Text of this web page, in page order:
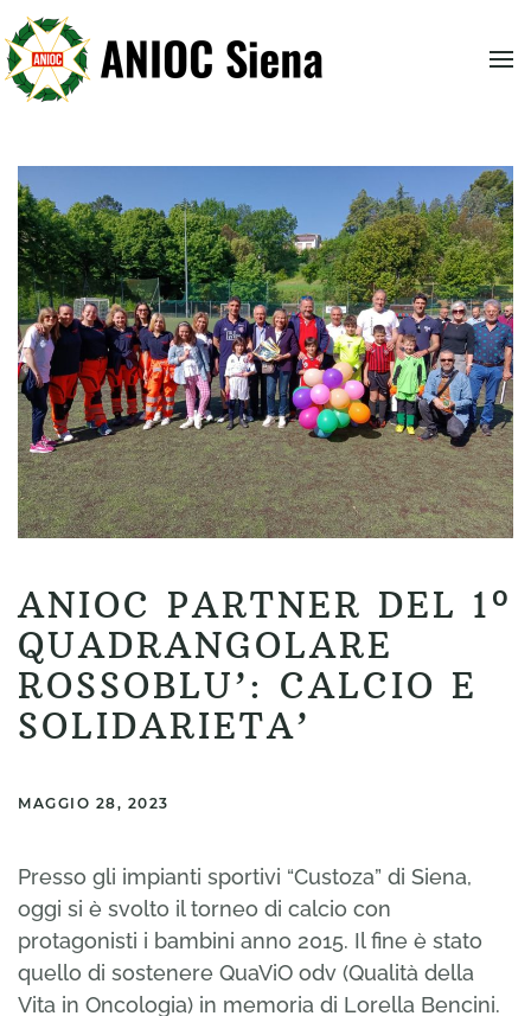
ANIOC PARTNER DEL 1º
QUADRANGOLARE
ROSSOBLU’: CALCIO E
SOLIDARIETA’
MAGGIO 28, 2023
Presso gli impianti sportivi “Custoza” di Siena,
oggi si è svolto il torneo di calcio con
protagonisti i bambini anno 2015. Il fine è stato
quello di sostenere QuaViO odv (Qualità della
Vita in Oncologia) in memoria di Lorella Bencini.